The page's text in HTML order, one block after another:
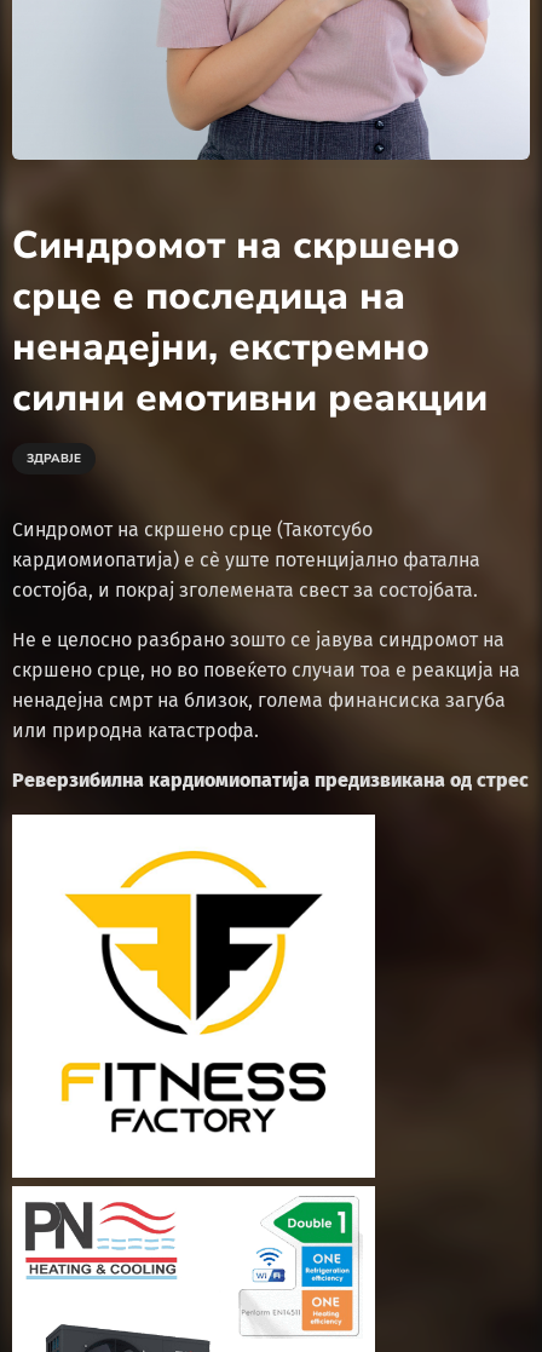
Синдромот на скршено
срце е последица на
ненадејни, екстремно
силни емотивни реакции
ЗДРАВЈЕ
Синдромот на скршено срце (Такотсубо
кардиомиопатија) е сè уште потенцијално фатална
состојба, и покрај зголемената свест за состојбата.
Не е целосно разбрано зошто се јавува синдромот на
скршено срце, но во повеќето случаи тоа е реакција на
ненадејна смрт на близок, голема финансиска загуба
или природна катастрофа.
Реверзибилна кардиомиопатија предизвикана од стрес